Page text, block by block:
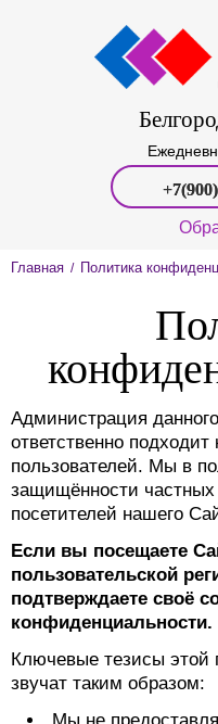
+7(900)
Главная / Политика
Администрация
ответственно
пользователей. Мы в
защищённости
посетителей нашего
Если вы посещаете
пользовательской
подтверждаете своё
конфиденциальности.
Ключевые тезисы этой
звучат таким образом: